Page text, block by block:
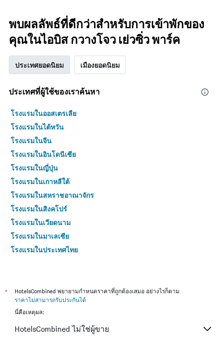
พบผลลัพธ์ที่ดีกว่าสำหรับการเข้าพักของ
คุณในไอบิส กวางโจว เย่วซิ่ว พาร์ค
ประเทศยอดนิยม เมืองยอดนิยม
ประเทศที่ผู้ใช้ของเราค้นหา
โรงแรมในออสเตรเลีย
โรงแรมในไต้หวัน
โรงแรมในจีน
โรงแรมในอินโดนีเซีย
โรงแรมในญี่ปุ่น
โรงแรมในเกาหลีใต้
โรงแรมในสหราชอาณาจักร
โรงแรมในสิงคโปร์
โรงแรมในเวียดนาม
โรงแรมในมาเลเซีย
โรงแรมในประเทศไทย
*
HotelsCombined พยายามกำหนดราคาที่ถูกต้องเสมอ อย่างไรก็ตาม
ราคาไม่สามารถรับประกันได้
นี่คือเหตุผล:
HotelsCombined ไม่ใช่ผู้ขาย